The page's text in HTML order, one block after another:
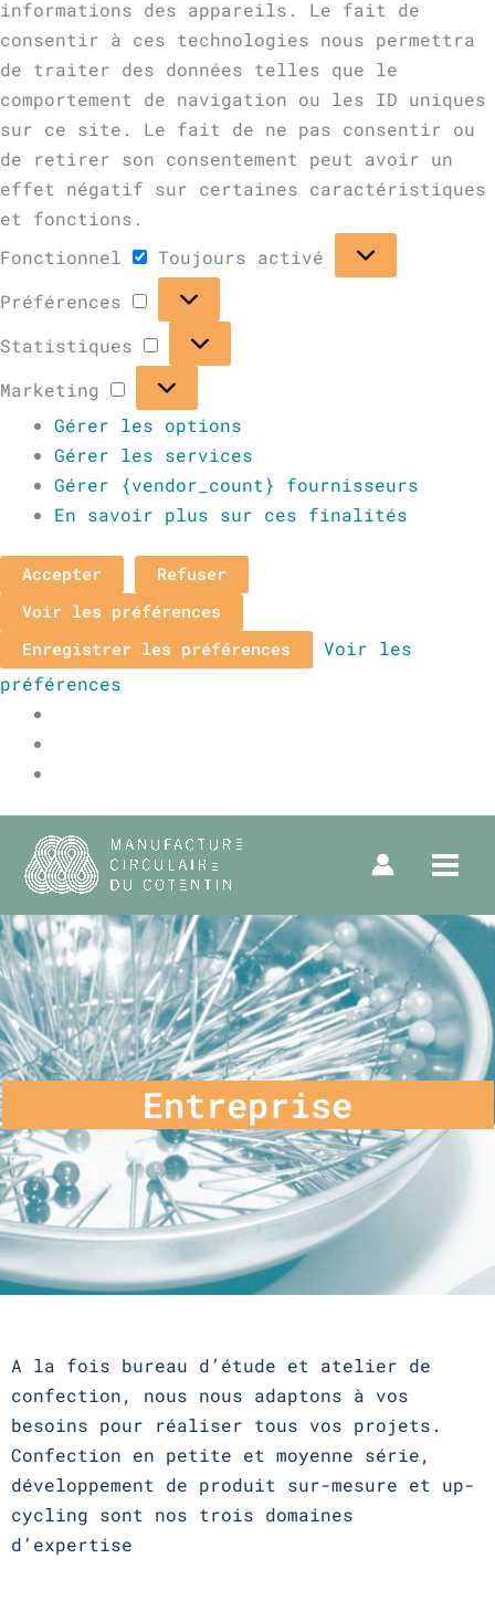
informations des appareils. Le fait de
consentir à ces technologies nous permettra
de traiter des données telles que le
comportement de navigation ou les ID uniques
sur ce site. Le fait de ne pas consentir ou
de retirer son consentement peut avoir un
effet négatif sur certaines caractéristiques
et fonctions.
Fonctionnel
Toujours activé
Préférences
Statistiques
Marketing
Gérer les options
Gérer les services
Gérer {vendor_count} fournisseurs
En savoir plus sur ces finalités
Accepter
Refuser
Voir les préférences
Enregistrer les préférences
Voir les
préférences
Entreprise
A la fois bureau d’étude et atelier de
confection, nous nous adaptons à vos
besoins pour réaliser tous vos projets.
Confection en petite et moyenne série,
développement de produit sur-mesure et up-
cycling sont nos trois domaines
d’expertise